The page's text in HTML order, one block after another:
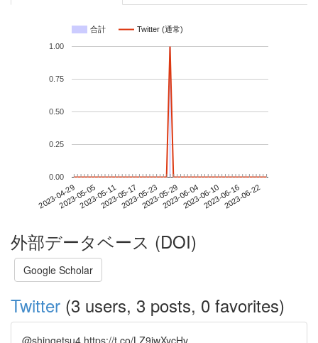
合計 Twitter (通常)
2023-04-292023-05-052023-05-112023-05-172023-05-232023-05-292023-06-042023-06-102023-06-162023-06-22
0.00
0.25
0.50
0.75
1.00
外部データベース (DOI)
Google Scholar
Twitter (3 users, 3 posts, 0 favorites)
@shingetsu4 https://t.co/LZ9iwXycHv